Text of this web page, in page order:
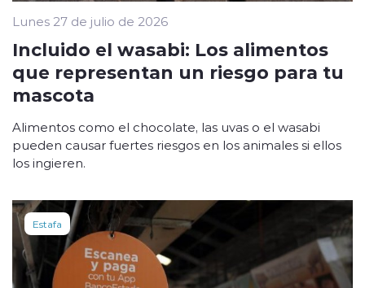
Lunes 27 de julio de 2026
Incluido el wasabi: Los alimentos
que representan un riesgo para tu
mascota
Alimentos como el chocolate, las uvas o el wasabi
pueden causar fuertes riesgos en los animales si ellos
los ingieren.
Estafa